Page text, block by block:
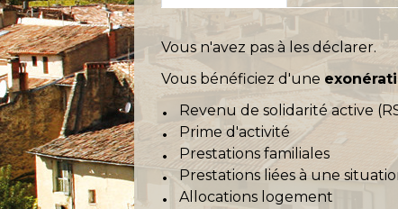
Vous n'avez pas à les déclarer.
Vous bénéficiez d'une
Revenu de solidarité active
Prime d'activité
Prestations familiales
Prestations liées à une
Allocations logement